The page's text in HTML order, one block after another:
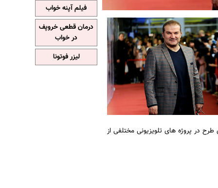
در پروژه های تلویزیونی مختلفی از
فیلم آپنه خواب
درمان قطعی خروپف
در خواب
لیزر فوتونا